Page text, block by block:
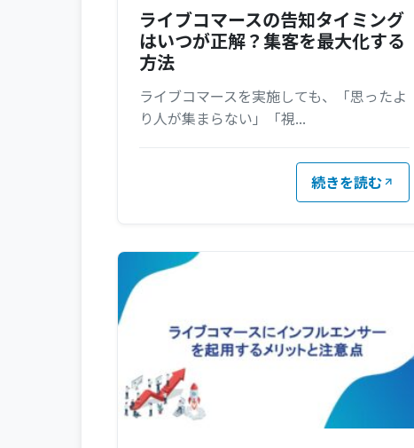
ライブコマースの告知タイミング
はいつが正解？集客を最大化する
方法
ライブコマースを実施しても、「思ったよ
り人が集まらない」「視...
続きを読む